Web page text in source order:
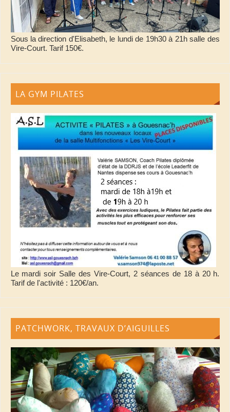
Sous la direction d'Elisabeth, le lundi de 19h30 à 21h salle des
Vire-Court. Tarif 150€.
LA GYM PILATES
Le mardi soir Salle des Vire-Court, 2 séances de 18 à 20 h.
Tarif de l'activité : 120€/an.
PATCHWORK, TRAVAUX D’AIGUILLES